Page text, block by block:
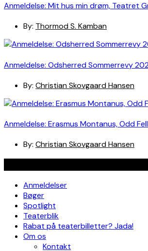
Anmeldelse: Mit hus min drøm, Teatret
By: Thormod S. Kamban
Anmeldelse: Odsherred Sommerrevy
By: Christian Skovgaard Hansen
Anmeldelse: Erasmus Montanus, Odd
By: Christian Skovgaard Hansen
Anmeldelser
Bøger
Spotlight
Teaterblik
Rabat på teaterbilletter? Jada!
Om os
Kontakt